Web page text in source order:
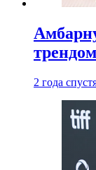
2 года